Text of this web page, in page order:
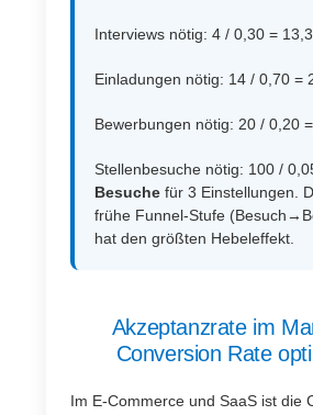
Interviews nötig: 4 / 0,30 =
Einladungen nötig: 14 / 0,70 =
Bewerbungen nötig: 20 / 0,20
Stellenbesuche nötig: 100 /
Besuche für 3 Einstellungen.
frühe Funnel-Stufe
hat den größten Hebeleffekt.
Akzeptanzrate im
Conversion Rate
Im E-Commerce und SaaS ist die